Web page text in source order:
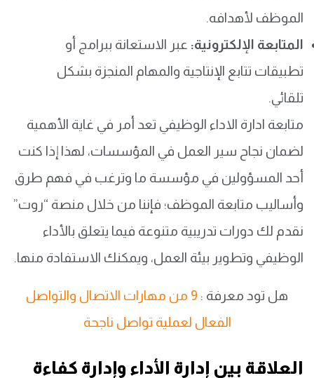
الموظف لأهدافه.
المتابعة الإلكترونية: عبر الاستعانة ببرامج أو
تطبيقات تتابع الإنتاجية والمهام المنجزة بشكل
تلقائي.
متابعة ادارة الاداء الوظيفي تعد أمر في غاية الأهمية
لضمان نجاح سير العمل في المؤسسات، لهذا إذا كنت
أحد المسؤولين في مؤسسة ما وترغب في فهم طرق
وأساليب متابعة الموظف؛ فإننا من خلال منصة “روت”
نقدم لك دورات تدريبية متنوعة فيما يتعلق بالأداء
الوظيفي وتطوير بيئة العمل، ويمكنك الاستفادة منها.
هل تود معرفة :
9 من مهارات الاتصال والتواصل
الفعال لعملية تواصل ناجحة
العلاقة بين إدارة الأداء وإدارة كفاءة